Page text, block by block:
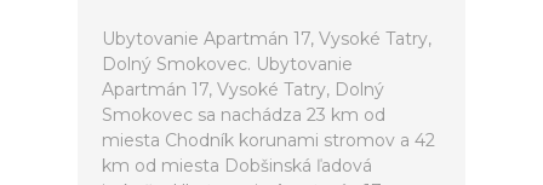
Ubytovanie Apartmán 17, Vysoké Tatry,
Dolný Smokovec. Ubytovanie
Apartmán 17, Vysoké Tatry, Dolný
Smokovec sa nachádza 23 km od
miesta Chodník korunami stromov a 42
km od miesta Dobšinská ľadová